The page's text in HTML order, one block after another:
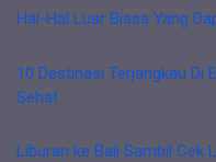
Hal-Hal Luar Biasa Yang
10 Destinasi Terjangkau Di
Sehat
Liburan ke Bali Sambil Cek